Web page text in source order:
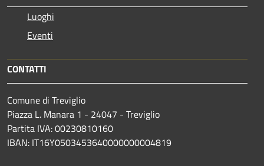
Luoghi
Eventi
CONTATTI
Comune di Treviglio
Piazza L. Manara 1 - 24047 - Treviglio
Partita IVA: 00230810160
IBAN: IT16Y0503453640000000004819